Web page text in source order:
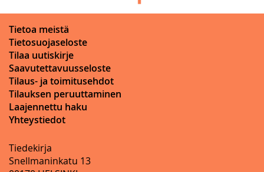
Tietoa meistä
Tietosuojaseloste
Tilaa uutiskirje
Saavutettavuusseloste
Tilaus- ja toimitusehdot
Tilauksen peruuttaminen
Laajennettu haku
Yhteystiedot
Tiedekirja
Snellmaninkatu 13